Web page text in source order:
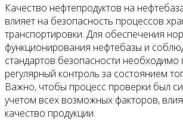
Качество нефтепродуктов на
влияет на безопасность процессов
транспортировки. Для обеспечения
функционирования нефтебазы и
стандартов безопасности необходимо
регулярный контроль за состоянием
Важно, чтобы процесс проверки был
учетом всех возможных факторов,
качество продукции.